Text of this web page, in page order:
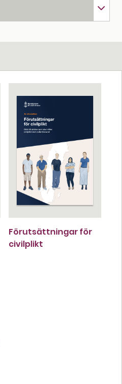
Förutsättningar för
civilplikt